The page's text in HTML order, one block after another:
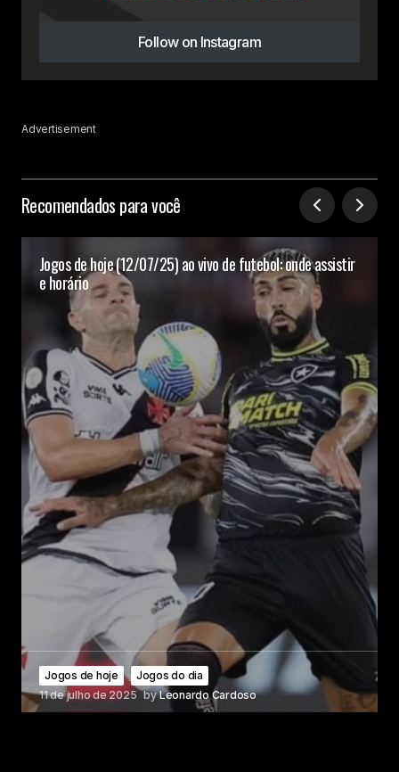
Follow on Instagram
Advertisement
Recomendados para você
Jogos de hoje (12/07/25) ao vivo de futebol: onde assistir
e horário
Jogos de hoje
Jogos do dia
11 de julho de 2025 byLeonardo Cardoso